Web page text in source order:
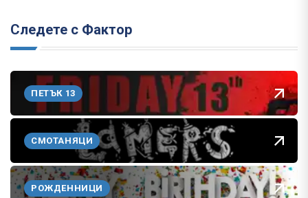
Следете с Фактор
ПЕТЪК 13
СМОТАНЯЦИ
РОЖДЕННИЦИ